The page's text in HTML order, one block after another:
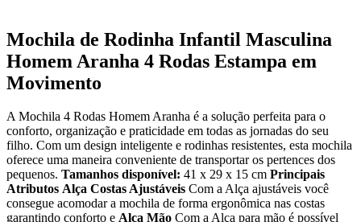
Mochila de Rodinha Infantil Masculina
Homem Aranha 4 Rodas Estampa em
Movimento
A Mochila 4 Rodas Homem Aranha é a solução perfeita para o
conforto, organização e praticidade em todas as jornadas do seu
filho. Com um design inteligente e rodinhas resistentes, esta mochila
oferece uma maneira conveniente de transportar os pertences dos
pequenos. Tamanhos disponível: 41 x 29 x 15 cm Principais
Atributos Alça Costas Ajustáveis Com a Alça ajustáveis você
consegue acomodar a mochila de forma ergonômica nas costas
garantindo conforto e Alça Mão Com a Alça para mão é possível